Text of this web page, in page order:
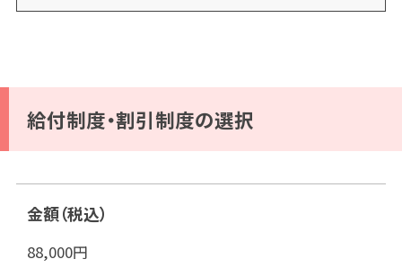
給付制度・割引制度の選択
金額（税込）
88,000円